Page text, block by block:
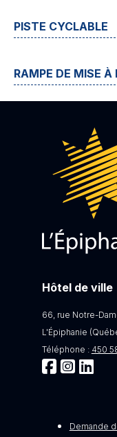
PISTE CYCLABLE
RAMPE DE MISE À
Hôtel de ville
66, rue Notre-
L'Épiphanie
Téléphone : 450
Demande